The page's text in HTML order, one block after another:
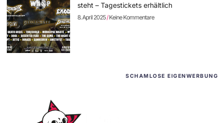
steht – Tagestickets erhältlich
8. April 2025 Keine Kommentare
SCHAMLOSE EIGENWERBUNG